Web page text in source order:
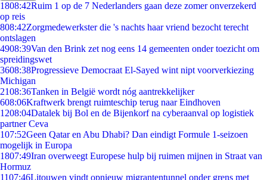
1808:42Ruim 1 op de 7 Nederlanders gaan deze zomer onverzekerd
op reis
808:42Zorgmedewerkster die 's nachts haar vriend bezocht terecht
ontslagen
4908:39Van den Brink zet nog eens 14 gemeenten onder toezicht om
spreidingswet
3608:38Progressieve Democraat El-Sayed wint nipt voorverkiezing
Michigan
2108:36Tanken in België wordt nóg aantrekkelijker
608:06Kraftwerk brengt ruimteschip terug naar Eindhoven
1208:04Datalek bij Bol en de Bijenkorf na cyberaanval op logistiek
partner Ceva
107:52Geen Qatar en Abu Dhabi? Dan eindigt Formule 1-seizoen
mogelijk in Europa
1807:49Iran overweegt Europese hulp bij ruimen mijnen in Straat van
Hormuz
1107:46Litouwen vindt opnieuw migrantentunnel onder grens met